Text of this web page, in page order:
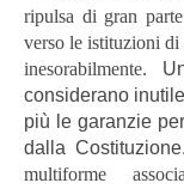
ripulsa di gran
verso le istituzioni di
inesorabilmente.
considerano
più le garanzie
dalla
multiforme